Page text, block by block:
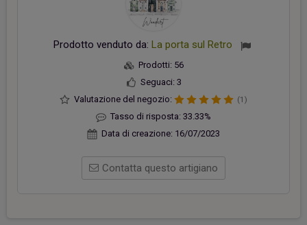
Prodotto venduto da: La porta sul Retro
Prodotti: 56
Seguaci: 3
Valutazione del negozio:
(1)
Tasso di risposta: 33.33%
Data di creazione: 16/07/2023
Contatta questo artigiano